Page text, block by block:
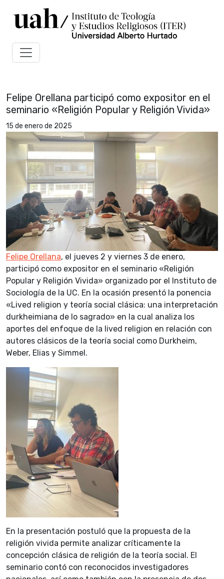
Felipe Orellana participó como expositor en el
seminario «Religión Popular y Religión Vivida»
15 de enero de 2025
Felipe Orellana, el jueves 2 y viernes 3 de enero,
participó como expositor en el seminario «Religión
Popular y Religión Vivida» organizado por el Instituto de
Sociología de la UC. En la ocasión presentó la ponencia
«Lived religion y teoría social clásica: una interpretación
durkheimiana de lo sagrado» en la cual analiza los
aportes del enfoque de la lived religion en relación con
autores clásicos de la teoría social como Durkheim,
Weber, Elias y Simmel.
En la presentación postuló que la propuesta de la
religión vivida permite analizar críticamente la
concepción clásica de religión de la teoría social. El
seminario contó con reconocidos investigadores